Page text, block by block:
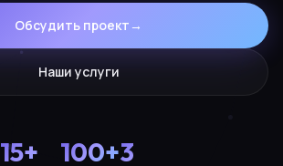
Обсудить проект →
Наши услуги
15+ 100+3